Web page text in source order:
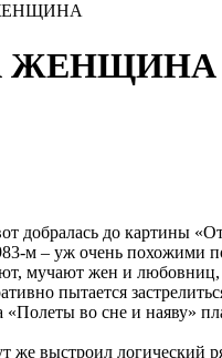
ЖЕНЩИНА
добралась до картины
м – уж очень похожими
мучают жен и
пытается
во сне и наяву»
же выстроил